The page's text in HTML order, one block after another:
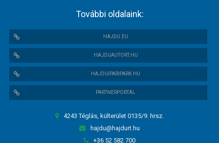
További oldalaink:
HAJDU.EU
HAJDUAUTORT.HU
HAJDUIPARIPARK.HU
PARTNERPORTÁL
4243 Téglás, külterület 0135/9. hrsz.
hajdu@hajdurt.hu
+36 52 582 700